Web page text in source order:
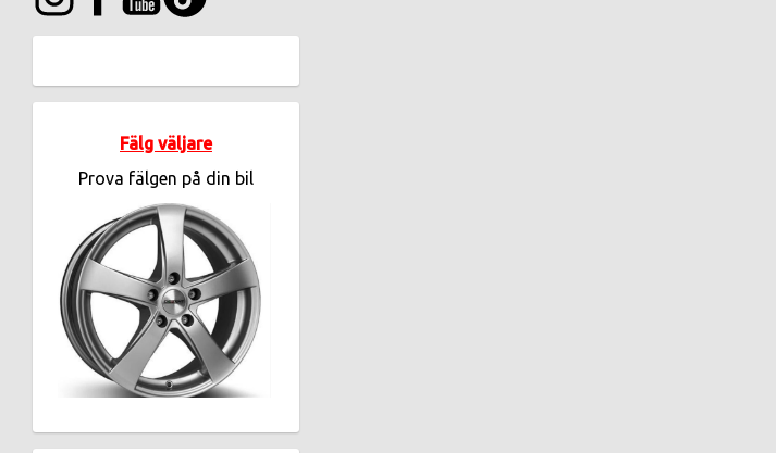
Fälg väljare
Prova fälgen på din bil